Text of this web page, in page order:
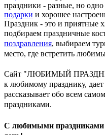
праздники - разные, но
подарки и хорошее
Праздник - это и
подбираем праздничные
поздравления, выбираем
место, где встретить
Сайт "ЛЮБИМЫЙ
к любимому празднику, дает
рассказывает обо всем
праздниками.
С любимыми праздниками